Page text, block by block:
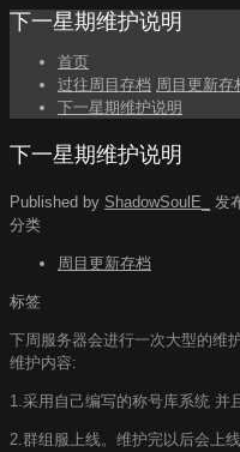
下一星期维护说明
首页
过往周目存档 周目更新存
下一星期维护说明
下一星期维护说明
Published by ShadowSoulE_ 发
分类
周目更新存档
标签
下周服务器会进行一次大型的维
维护内容:
1.采用自己编写的称号库系统 并
2.群组服上线。维护完以后会上